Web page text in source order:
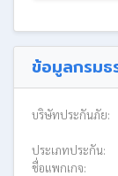
ข้อมูลกรมธ
บริษัทประกันภัย:
ประเภทประกัน:
ชื่อแพกเกจ: